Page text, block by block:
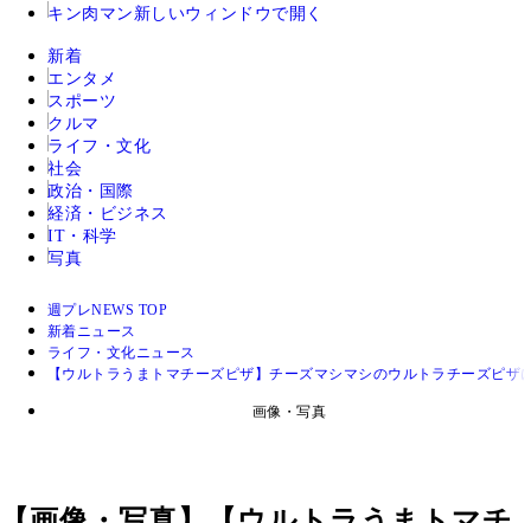
キン肉マン 新しいウィンドウで開く
新着
エンタメ
スポーツ
クルマ
ライフ・文化
社会
政治・国際
経済・ビジネス
IT・科学
写真
週プレNEWS TOP
新着ニュース
ライフ・文化ニュース
【ウルトラうまトマチーズピザ】チーズマシマシのウルトラチーズピ
画像・写真